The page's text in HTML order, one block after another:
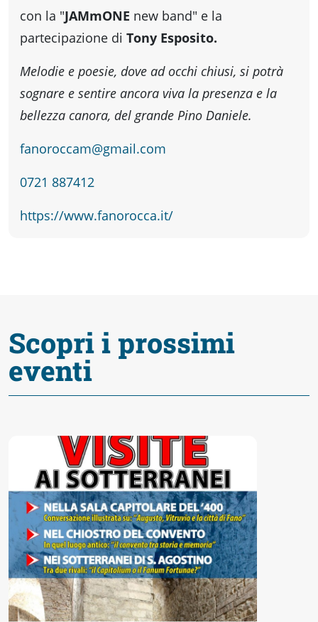
storici
Enogastronomia
Informazioni
Guide
Fano
con la "JAMmONE new band" e la
partecipazione di Tony Esposito.
Melodie e poesie, dove ad occhi chiusi, si potrà
sognare e sentire ancora viva la presenza e la
bellezza canora, del grande Pino Daniele.
fanoroccam@gmail.com
0721 887412
https://www.fanorocca.it/
Scopri i prossimi
eventi